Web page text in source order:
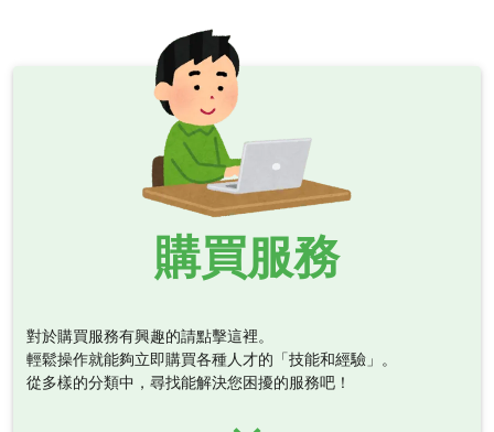
購買服務
對於購買服務有興趣的請點擊這裡。
輕鬆操作就能夠立即購買各種人才的「技能和經驗」。
從多樣的分類中，尋找能解決您困擾的服務吧！